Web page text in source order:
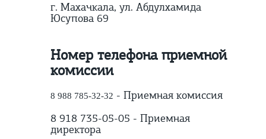
г. Махачкала, ул. Абдулхамида
Юсупова 69
Номер телефона приемной
комиссии
8 988 785-32-32 - Приемная комиссия
8 918 735-05-05 - Приемная
директора